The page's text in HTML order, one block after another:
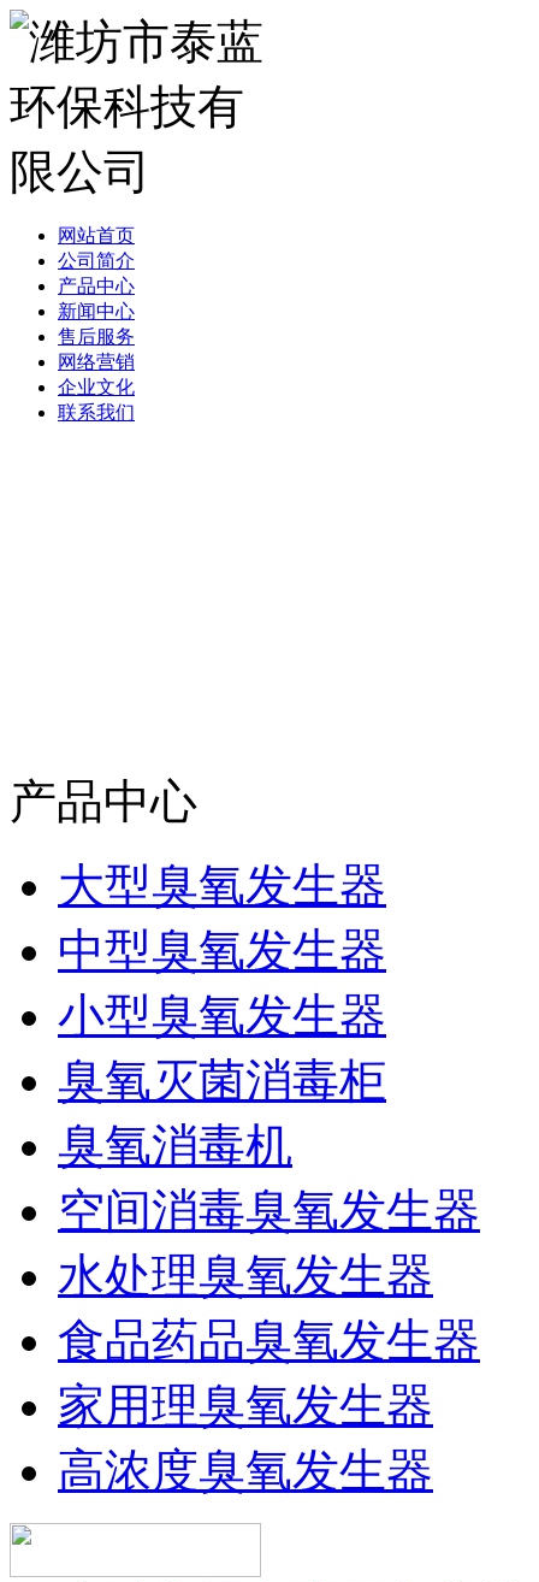
网站首页
公司简介
产品中心
新闻中心
售后服务
网络营销
企业文化
联系我们
产品中心
大型臭氧发生器
中型臭氧发生器
小型臭氧发生器
臭氧灭菌消毒柜
臭氧消毒机
空间消毒臭氧发生器
水处理臭氧发生器
食品药品臭氧发生器
家用理臭氧发生器
高浓度臭氧发生器